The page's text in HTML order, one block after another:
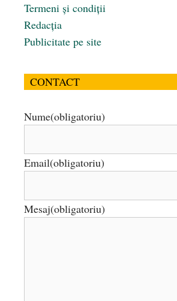
Termeni și condiții
Redacția
Publicitate pe site
CONTACT
Nume(obligatoriu)
Email(obligatoriu)
Mesaj(obligatoriu)